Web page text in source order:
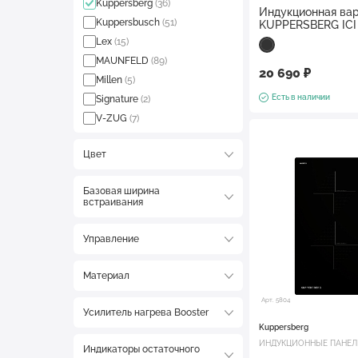
Kuppersberg (36)
Kuppersbusch (51)
Lex (15)
MAUNFELD (89)
Millen (5)
Signature (2)
V-ZUG (7)
Цвет
Базовая ширина
встраивания
Управление
Материал
Усилитель нагрева Booster
Индикаторы остаточного
Индукционная
KUPPERSBERG
20 690 ₽
Есть в наличии
Арт. 5804
Kuppersberg
ИНДУКЦИОННЫЕ